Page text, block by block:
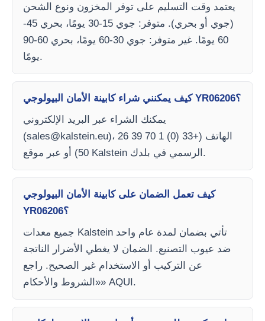
يعتمد وقت التسليم على توفر المخزون ونوع الشحن
(جوي أو بحري). متوفر: جوي 15-30 يومًا، بحري 45-
60 يومًا. غير متوفر: جوي 30-60 يومًا، بحري 60-90
يومًا.
كيف يمكنني شراء كابينة الأمان البيولوجي YR06206؟
يمكنك الشراء عبر البريد الإلكتروني
(sales@kalstein.eu)، الهاتف (+33 (0) 1 70 39 26
50) أو عبر موقع Kalstein الرسمي في بلدك.
كيف تعمل الضمان على كابينة الأمان البيولوجي
YR06206؟
جميع معدات Kalstein تأتي بضمان لمدة عام واحد
ضد عيوب التصنيع. الضمان لا يغطي الأضرار الناتجة
عن التركيب أو الاستخدام غير الصحيح. راجع
«الشروط والأحكام» AQUI.